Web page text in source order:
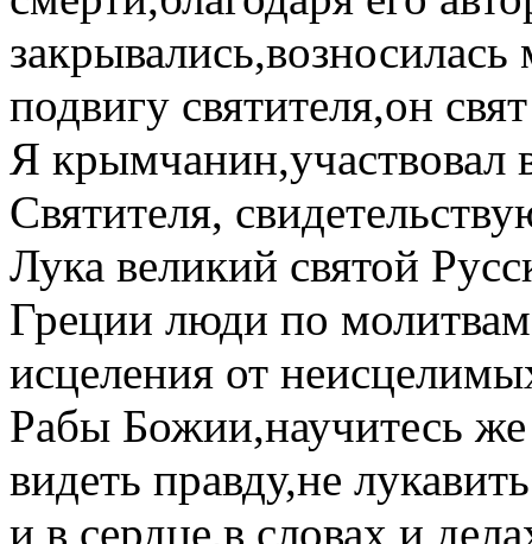
подвигу святителя,он
Я крымчанин,участвовал
Святителя,
Лука великий святой
Греции люди по
исцеления от
Рабы Божии,научитесь
видеть правду,не
и в сердце,в словах и